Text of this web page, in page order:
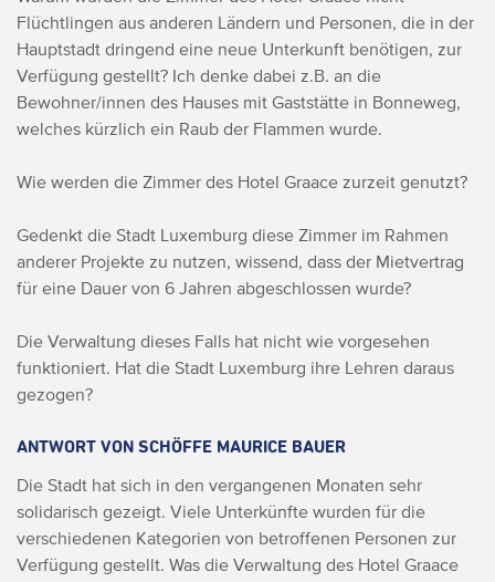
Flüchtlingen aus anderen Ländern und Personen, die in der
Hauptstadt dringend eine neue Unterkunft benötigen, zur
Verfügung gestellt? Ich denke dabei z.B. an die
Bewohner/innen des Hauses mit Gaststätte in Bonneweg,
welches kürzlich ein Raub der Flammen wurde.
Wie werden die Zimmer des Hotel Graace zurzeit genutzt?
Gedenkt die Stadt Luxemburg diese Zimmer im Rahmen
anderer Projekte zu nutzen, wissend, dass der Mietvertrag
für eine Dauer von 6 Jahren abgeschlossen wurde?
Die Verwaltung dieses Falls hat nicht wie vorgesehen
funktioniert. Hat die Stadt Luxemburg ihre Lehren daraus
gezogen?
ANTWORT VON SCHÖFFE MAURICE BAUER
Die Stadt hat sich in den vergangenen Monaten sehr
solidarisch gezeigt. Viele Unterkünfte wurden für die
verschiedenen Kategorien von betroffenen Personen zur
Verfügung gestellt. Was die Verwaltung des Hotel Graace